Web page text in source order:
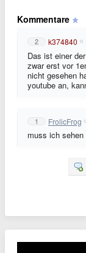
Kommentare
2 k374840
Das ist einer
zwar erst vor
nicht gesehen
youtube an,
1 FrolicFrog
muss ich sehen